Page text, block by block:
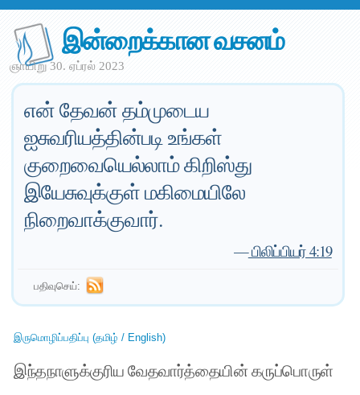
இன்றைக்கான வசனம்
ஞாயிறு 30. ஏப்ரல் 2023
என் தேவன் தம்முடைய
ஐசுவரியத்தின்படி உங்கள்
குறைவையெல்லாம் கிறிஸ்து
இயேசுவுக்குள் மகிமையிலே
நிறைவாக்குவார்.
—பிலிப்பியர் 4:19
பதிவுசெய்:
இருமொழிப்பதிப்பு (தமிழ் / English)
இந்தநாளுக்குரிய வேதவார்த்தையின் கருப்பொருள்